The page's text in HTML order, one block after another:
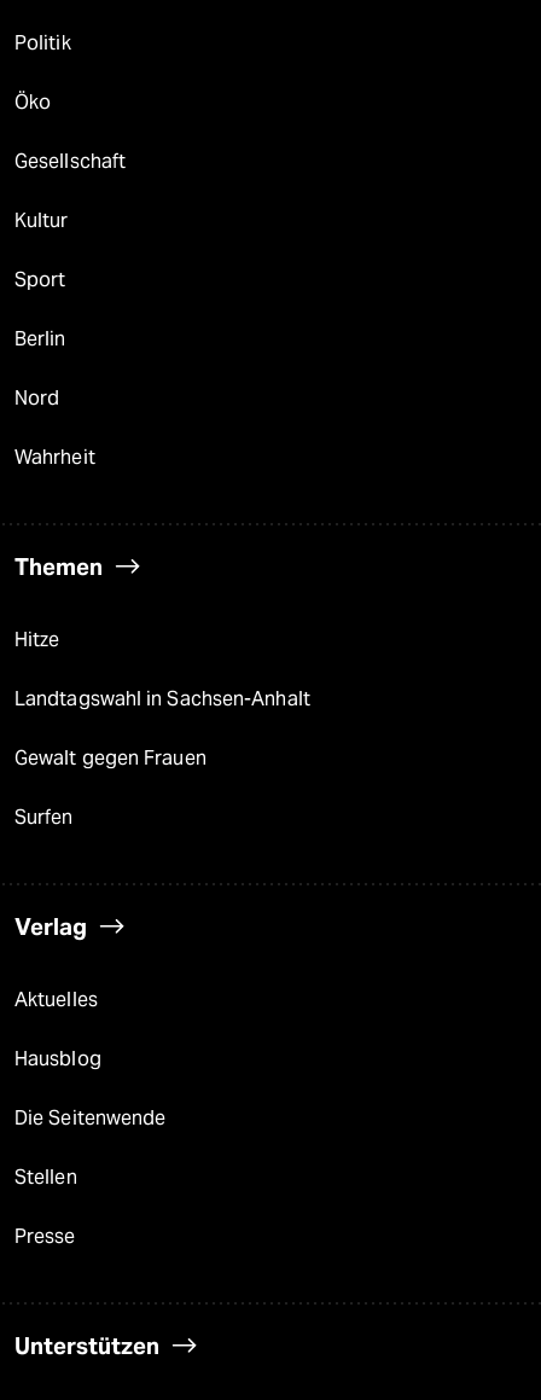
Politik
Öko
Gesellschaft
Kultur
Sport
Berlin
Nord
Wahrheit
Themen
Hitze
Landtagswahl in Sachsen-Anhalt
Gewalt gegen Frauen
Surfen
Verlag
Aktuelles
Hausblog
Die Seitenwende
Stellen
Presse
Unterstützen